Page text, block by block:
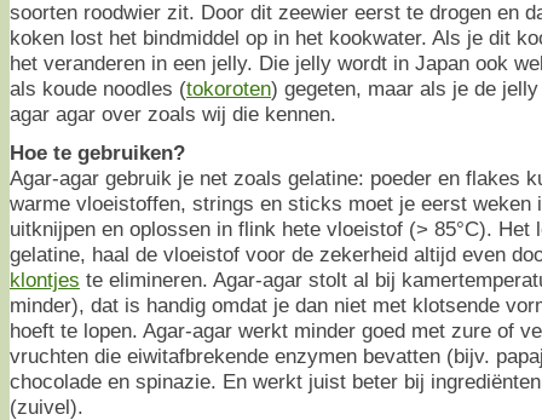
soorten roodwier zit. Door dit zeewier eerst te drogen en
koken lost het bindmiddel op in het kookwater. Als je dit
het veranderen in een jelly. Die jelly wordt in Japan ook
als koude noodles (tokoroten) gegeten, maar als je de
agar agar over zoals wij die kennen.
Hoe te gebruiken?
Agar-agar gebruik je net zoals gelatine: poeder en flakes
warme vloeistoffen, strings en sticks moet je eerst weken
uitknijpen en oplossen in flink hete vloeistof (> 85°C). Het
gelatine, haal de vloeistof voor de zekerheid altijd even
klontjes te elimineren. Agar-agar stolt al bij
minder), dat is handig omdat je dan niet met klotsende
hoeft te lopen. Agar-agar werkt minder goed met zure of
vruchten die eiwitafbrekende enzymen bevatten (bijv.
chocolade en spinazie. En werkt juist beter bij
(zuivel).